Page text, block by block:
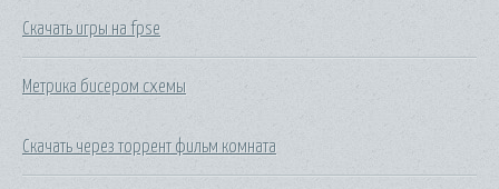
Скачать игры на fpse
Метрика бисером схемы
Скачать через торрент фильм комната